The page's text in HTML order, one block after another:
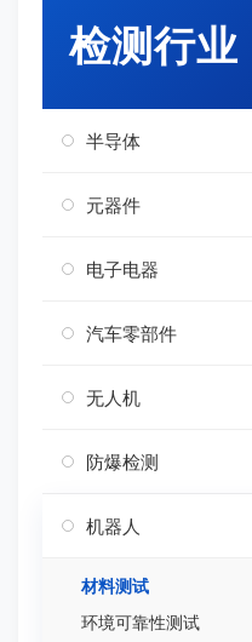
检测行业
半导体
元器件
电子电器
汽车零部件
无人机
防爆检测
机器人
材料测试
环境可靠性测试